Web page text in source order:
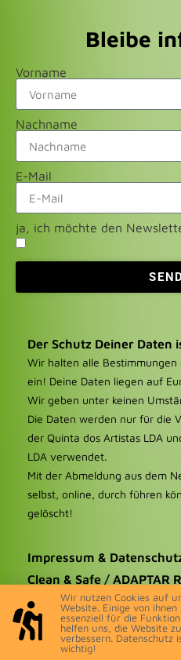
Bleibe
Vorname
Nachname
E-Mail
ja, ich möchte den
Der Schutz Deiner Daten
Wir halten alle Bestimmungen
ein! Deine Daten liegen auf
Wir geben unter keinen
Die Daten werden nur für die
der Quinta dos Artistas LDA
LDA verwendet.
Mit der Abmeldung aus dem
selbst, online, durch führen
gelöscht!
Impressum &
Clean & Safe / ADAPTAR
© 2020 All rights
Wir nutzen Cookies auf
Website. Einige von ihnen
essenziell für die
helfen uns, die Website zu
verbessern. Datenschutz
wichtig!